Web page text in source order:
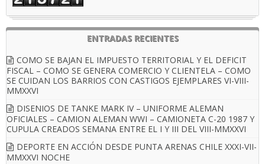
ENTRADAS RECIENTES
COMO SE BAJAN EL IMPUESTO TERRITORIAL Y EL DEFICIT
FISCAL – COMO SE GENERA COMERCIO Y CLIENTELA – COMO
SE CUIDAN LOS BARRIOS CON CASTIGOS EJEMPLARES VI-VIII-
MMXXVI
DISENIOS DE TANKE MARK IV – UNIFORME ALEMAN
OFICIALES – CAMION ALEMAN WWI – CAMIONETA C-20 1987 Y
CUPULA CREADOS SEMANA ENTRE EL I Y III DEL VIII-MMXXVI
DEPORTE EN ACCIÓN DESDE PUNTA ARENAS CHILE XXXI-VII-
MMXXVI NOCHE